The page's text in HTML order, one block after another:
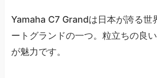
Yamaha C7 Grandは日本が誇る世
ートグランドの一つ。粒立ちの良
が魅力です。